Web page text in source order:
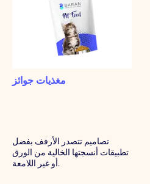
مغذيات جوائز
تصاميم تتصدر الأرفف بفضل
تطبيقات أنسجتها الخالية من الورق
أو غير اللامعة.